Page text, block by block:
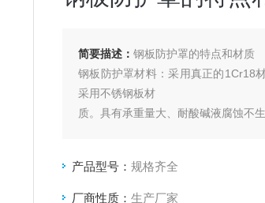
简要描述： 钢板防护罩的特点和材质
钢板防护罩材料：采用真正的1Cr18
采用不锈钢板材
质。具有承重量大、耐酸碱液腐蚀不
产品型号： 规格齐全
厂商性质： 生产厂家